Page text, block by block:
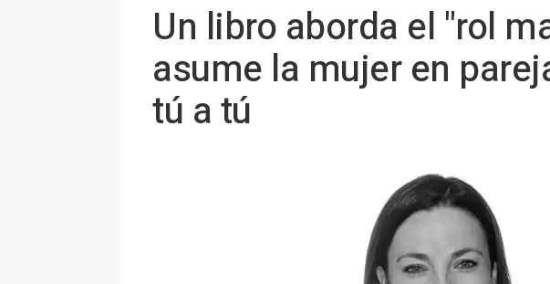
Un libro aborda el "rol
asume la mujer en
tú a tú